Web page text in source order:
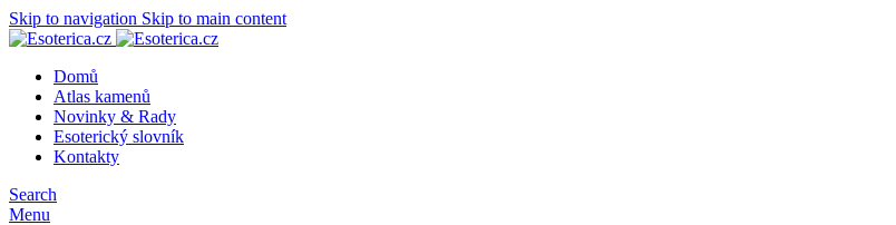
Skip to navigation Skip to main content
Domů
Atlas kamenů
Novinky & Rady
Esoterický slovník
Kontakty
Search
Menu